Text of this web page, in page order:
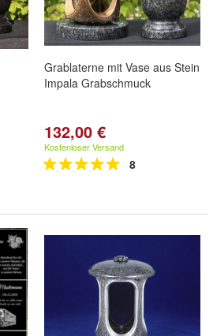
Grablaterne mit Vase aus Stein
Impala Grabschmuck
132,00 €
Kostenloser Versand
8